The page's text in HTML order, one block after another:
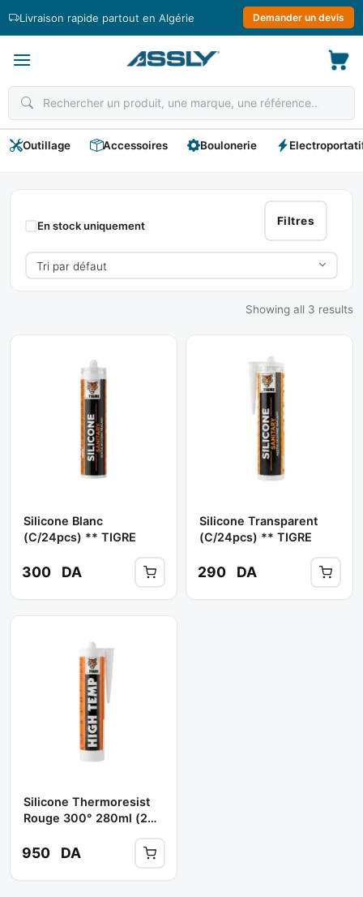
Livraison rapide partout en Algérie Demander un devis
Outillage Accessoires Boulonerie
TIGRE
Filtres
En stock uniquement
Showing all 3 results
Silicone Blanc
(c/24pcs) ** TIGRE
300 DA
Silicone Transparent
(c/24pcs) ** TIGRE
290 DA
Silicone Thermoresist
Rouge 300° 280ml (24
950 DA